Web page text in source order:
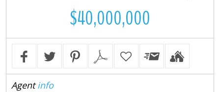
$40,000,000
Agentinfo